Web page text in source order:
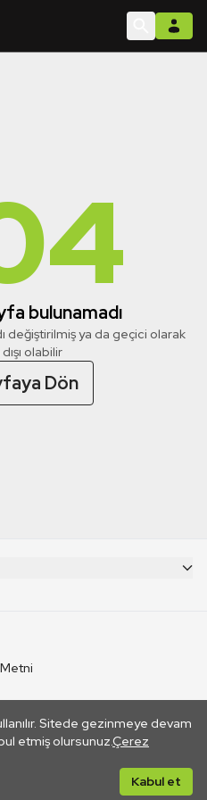
bulunamadı
değiştirilmiş ya da geçici olarak
olabilir
Dön
Sitede gezinmeye devam
etmiş olursunuz.Çerez
Kabul et
Bağlantı yoluyla gidilen dış